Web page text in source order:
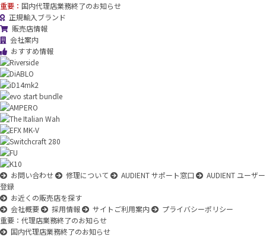
重要： 国内代理店業務終了のお知らせ
正規輸入ブランド
販売店情報
会社案内
おすすめ情報
お問い合わせ 修理について AUDIENT サポート窓口
AUDIENT ユーザー
登録
お近くの販売店を探す
会社概要
採用情報 サイトご利用案内
プライバシーポリシー
重要：代理店業務終了のお知らせ
国内代理店業務終了のお知らせ